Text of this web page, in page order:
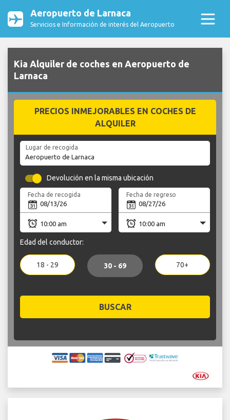
Aeropuerto de Larnaca
Servicios e Información de interés del Aeropuerto
Kia Alquiler de coches en Aeropuerto de
Larnaca
PRECIOS INMEJORABLES EN COCHES DE
ALQUILER
Lugar de recogida
Devolución en la misma ubicación
Fecha de recogida Fecha de regreso
Edad del conductor:
18 - 29 30 - 69 70+
BUSCAR